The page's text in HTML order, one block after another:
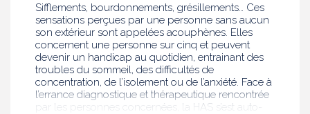
Sifflements, bourdonnements, grésillements… Ces
sensations perçues par une personne sans aucun
son extérieur sont appelées acouphènes. Elles
concernent une personne sur cinq et peuvent
devenir un handicap au quotidien, entrainant des
troubles du sommeil, des difficultés de
concentration, de l’isolement ou de l’anxiété. Face à
l’errance diagnostique et thérapeutique rencontrée
par les personnes concernées, la HAS s’est auto-